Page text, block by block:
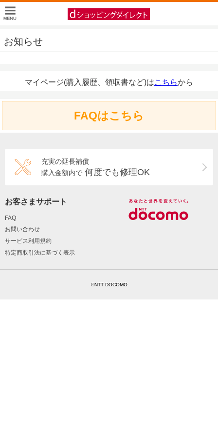
お知らせ
マイページ(購入履歴、領収書など)はこちらから
FAQはこちら
充実の延長補償
購入金額内で 何度でも修理OK
お客さまサポート
FAQ
お問い合わせ
サービス利用規約
特定商取引法に基づく表示
©NTT DOCOMO